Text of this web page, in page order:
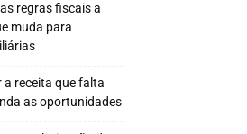
regras fiscais a
muda para
a receita que falta
as oportunidades